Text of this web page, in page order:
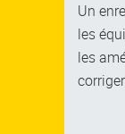
Un
les
les